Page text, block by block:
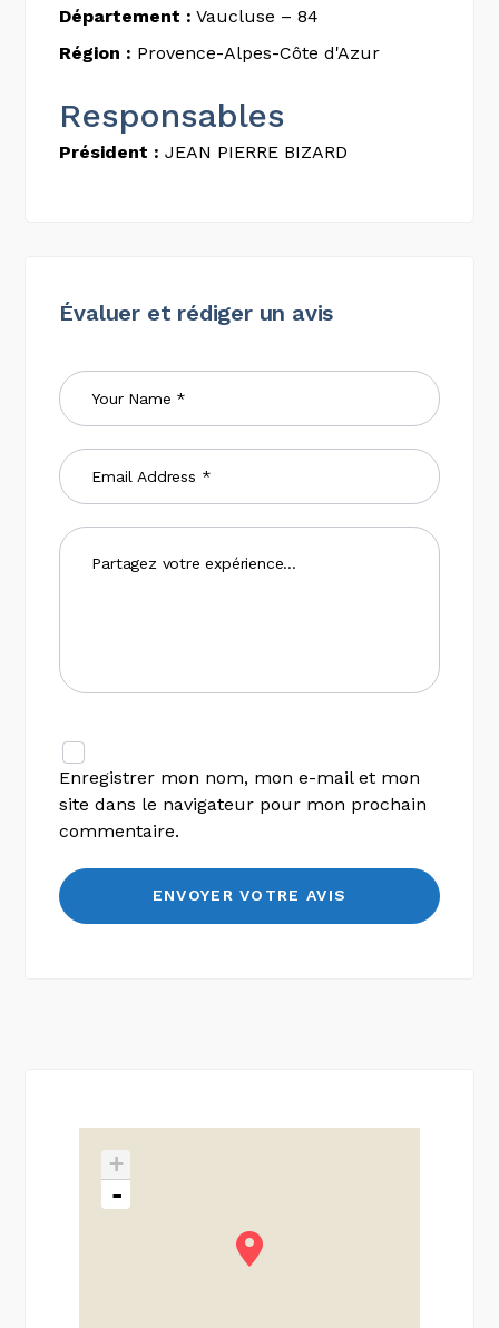
Département : Vaucluse – 84
Région : Provence-Alpes-Côte d'Azur
Responsables
Président : JEAN PIERRE BIZARD
Évaluer et rédiger un avis
Enregistrer mon nom, mon e-mail et mon
site dans le navigateur pour mon prochain
commentaire.
+
-